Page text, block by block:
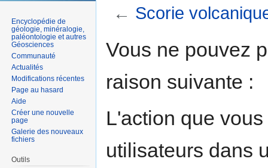
← Scorie
Vous ne pouvez
raison suivante :
L'action que
utilisateurs dans
Encyclopédie de
géologie, minéralogie,
paléontologie et autres
Géosciences
Communauté
Actualités
Modifications récentes
Page au hasard
Aide
Créer une nouvelle
page
Galerie des nouveaux
fichiers
Outils